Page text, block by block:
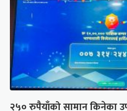
२५० रुपैयाँको सामान किनेका